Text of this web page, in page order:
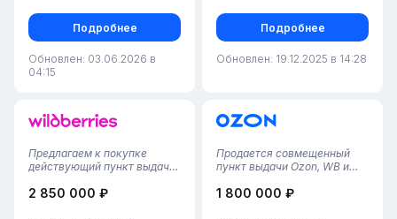
Подробнее
Обновлен: 03.06.2026 в
04:15
Подробнее
Обновлен: 19.12.2025 в 14:28
Предлагаем к покупке
действующий пункт выдачи
Казани. Это полностью
2 850 000 ₽
Продается совмещенный
пункт выдачи Ozon, WB и
Советский район• Площадь
1 800 000 ₽